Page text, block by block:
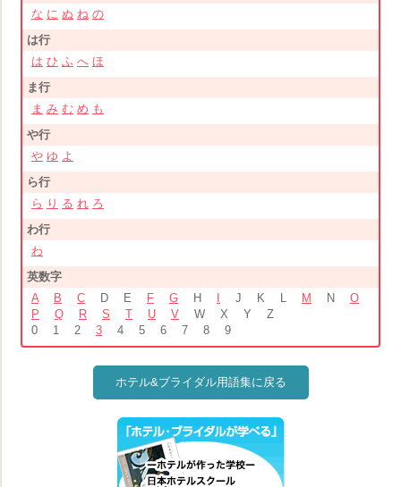
な に ぬ ね の
は行
は ひ ふ へ ほ
ま行
ま み む め も
や行
や ゆ よ
ら行
ら り る れ ろ
わ行
わ
英数字
A
B C D E F G H J K L M N O
P
Q R S T U V W X Y Z
0 1 2 3 4 5 6 7 8 9
ホテル&ブライダル用語集に戻る